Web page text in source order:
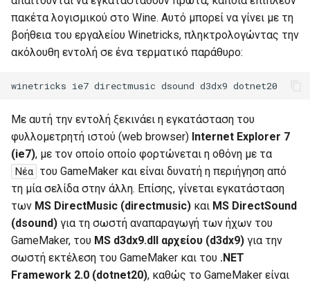
πακέτα λογισμικού στο Wine. Αυτό μπορεί να γίνει με τη
βοήθεια του εργαλείου Winetricks, πληκτρολογώντας την
ακόλουθη εντολή σε ένα τερματικό παράθυρο:
winetricks ie7 directmusic dsound d3dx9
Με αυτή την εντολή ξεκινάει η εγκατάσταση του
φυλλομετρητή ιστού (web browser) Internet Explorer 7
(ie7), με τον οποίο οποίο φορτώνεται η οθόνη με τα
Νέα του GameMaker και είναι δυνατή η περιήγηση από
τη μία σελίδα στην άλλη. Επίσης, γίνεται εγκατάσταση
των MS DirectMusic (directmusic) και MS DirectSound
(dsound) για τη σωστή αναπαραγωγή των ήχων του
GameMaker, του MS d3dx9.dll αρχείου (d3dx9) για την
σωστή εκτέλεση του GameMaker και του .NET
Framework 2.0 (dotnet20), καθώς το GameMaker είναι